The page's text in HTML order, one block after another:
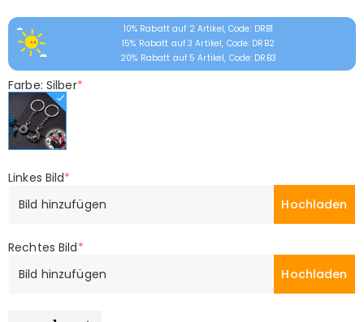
10% Rabatt auf 2 Artikel, Code: DRB1
15% Rabatt auf 3 Artikel, Code: DRB2
20% Rabatt auf 5 Artikel, Code: DRB3
Farbe: Silber*
Linkes Bild*
Bild hinzufügen
Hochladen
Rechtes Bild*
Bild hinzufügen
Hochladen